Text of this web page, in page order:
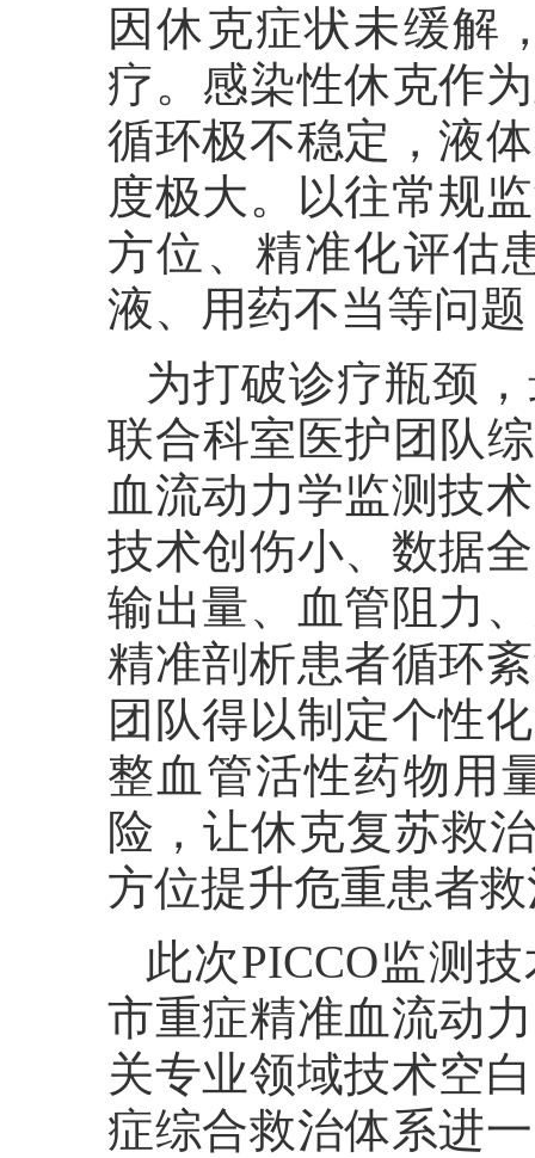
因休克症状未缓解
疗。感染性休克作
循环极不稳定，液
度极大。以往常规
方位、精准化评估
液、用药不当等问
为打破诊疗瓶颈
联合科室医护团队
血流动力学监测技
技术创伤小、数据
输出量、血管阻力
精准剖析患者循环
团队得以制定个性
整血管活性药物用
险，让休克复苏救
方位提升危重患者
此次PICCO监测
市重症精准血流动
关专业领域技术空
症综合救治体系进